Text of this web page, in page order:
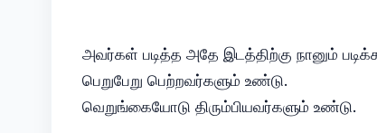
அவர்கள் படித்த அதே இடத்திற்கு நானும்
பெறுபேறு பெற்றவர்களும் உண்டு.
வெறுங்கையோடு திரும்பியவர்களும் உண்டு.